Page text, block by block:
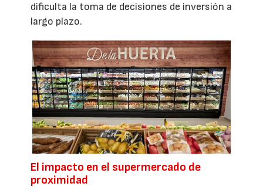
dificulta la toma de decisiones de inversión a
largo plazo.
El impacto en el supermercado de
proximidad